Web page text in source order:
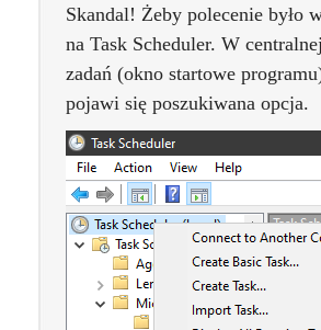
Skandal! Żeby polecenie
na Task Scheduler. W
zadań (okno startowe
pojawi się poszukiwana opcja.